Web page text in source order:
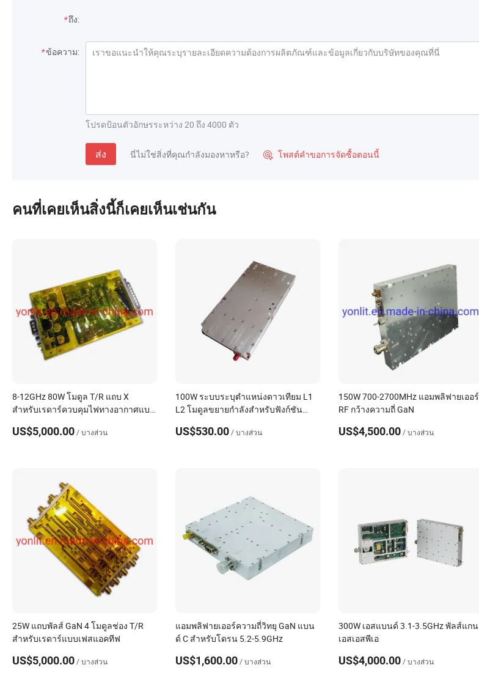
*ถึง:
*ข้อความ:
โปรดป้อนตัวอักษรระหว่าง 20 ถึง 4000 ตัว
ส่ง นี่ไม่ใช่สิ่งที่คุณกำลังมองหาหรือ?  โพสต์คำขอการจัดซื้อตอนนี้
คนที่เคยเห็นสิ่งนี้ก็เคยเห็นเช่นกัน
8-12GHz 80W โมดูล T/R แถบ X
สำหรับเรดาร์ควบคุมไฟทางอากาศแบบ
US$5,000.00/ บางส่วน
100W ระบบระบุตำแหน่งดาวเทียม L1
L2 โมดูลขยายกำลังสำหรับฟังก์ชัน
US$530.00 / บางส่วน
150W 700-2700MHz แอมพลิฟายเออร์
RF กว้างความถี่ GaN
US$4,500.00 / บางส่วน
25W แถบพัลส์ GaN 4 โมดูลช่อง T/R
สำหรับเรดาร์แบบเฟสแอคทีฟ
US$5,000.00/ บางส่วน
แอมพลิฟายเออร์ความถี่วิทยุ GaN แบน
ด์ C สำหรับโดรน 5.2-5.9GHz
US$1,600.00 / บางส่วน
300W เอสแบนด์ 3.1-3.5GHz พัลส์แกน
เอสเอสพีเอ
US$4,000.00 / บางส่วน